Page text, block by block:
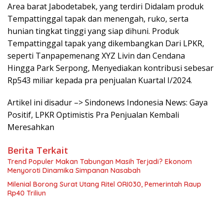
Area barat Jabodetabek, yang terdiri Didalam produk
Tempattinggal tapak dan menengah, ruko, serta
hunian tingkat tinggi yang siap dihuni. Produk
Tempattinggal tapak yang dikembangkan Dari LPKR,
seperti Tanpapemenang XYZ Livin dan Cendana
Hingga Park Serpong, Menyediakan kontribusi sebesar
Rp543 miliar kepada pra penjualan Kuartal I/2024.
Artikel ini disadur –> Sindonews Indonesia News: Gaya
Positif, LPKR Optimistis Pra Penjualan Kembali
Meresahkan
Berita Terkait
Trend Populer Makan Tabungan Masih Terjadi? Ekonom
Menyoroti Dinamika Simpanan Nasabah
Milenial Borong Surat Utang Ritel ORI030, Pemerintah Raup
Rp40 Triliun